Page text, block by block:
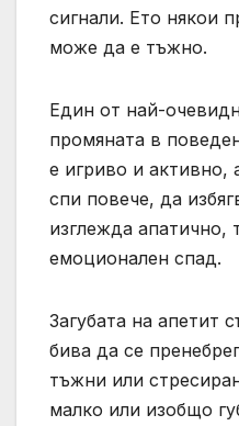
сигнали. Ето някои
може да е тъжно.
Един от най-
промяната в
е игриво и активно,
спи повече, да
изглежда апатично,
емоционален спад.
Загубата на апетит
бива да се
тъжни или
малко или изобщо